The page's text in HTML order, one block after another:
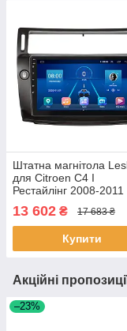
Штатна магнітола
для Citroen C4 I
Рестайлінг 2008-2011
екран 9" 4/64Gb 4G
GPS Top 3шт
13 602 ₴ 17 683 ₴
Купити
Акційні
–23%